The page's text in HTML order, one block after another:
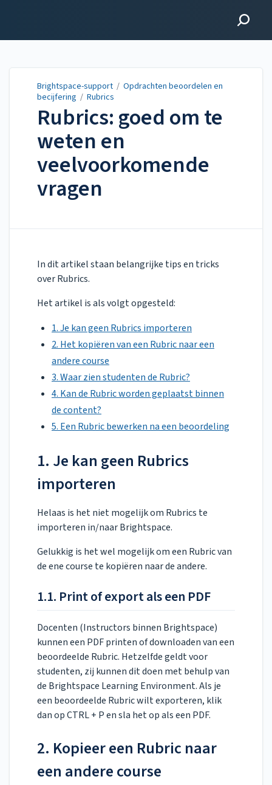
Brightspace-support / Opdrachten beoordelen en
becijfering / Rubrics
Rubrics: goed om te
weten en
veelvoorkomende
vragen
In dit artikel staan belangrijke tips en tricks
over Rubrics.
Het artikel is als volgt opgesteld:
1. Je kan geen Rubrics importeren
2. Het kopiëren van een Rubric naar een
andere course
3. Waar zien studenten de Rubric?
4. Kan de Rubric worden geplaatst binnen
de content?
5. Een Rubric bewerken na een beoordeling
1. Je kan geen Rubrics
importeren
Helaas is het niet mogelijk om Rubrics te
importeren in/naar Brightspace.
Gelukkig is het wel mogelijk om een Rubric van
de ene course te kopiëren naar de andere.
1.1. Print of export als een PDF
Docenten (Instructors binnen Brightspace)
kunnen een PDF printen of downloaden van een
beoordeelde Rubric. Hetzelfde geldt voor
studenten, zij kunnen dit doen met behulp van
de Brightspace Learning Environment. Als je
een beoordeelde Rubric wilt exporteren, klik
dan op CTRL + P en sla het op als een PDF.
2. Kopieer een Rubric naar
een andere course